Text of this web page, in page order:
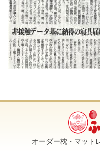
オーダー枕・マット